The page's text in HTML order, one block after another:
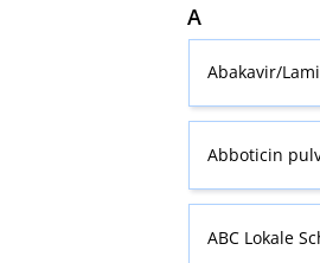
A
Abakavir​/​
Abboticin
ABC Lokale